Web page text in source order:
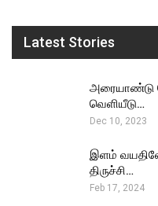
Latest Stories
அரையாண்டு
வெளியீடு…
Dec 10, 2023
இளம்
திருச்சி…
Feb 17, 2024